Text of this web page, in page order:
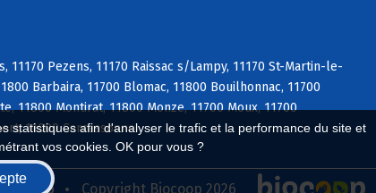
statistiques afin d'analyser le trafic et la performance du site et
vos cookies. OK pour vous ?
11170 Pezens, 11170 Raissac s/Lampy, 11170 St-Martin-le-
Barbaira, 11700 Blomac, 11800 Bouilhonnac, 11700
11800 Montirat, 11800 Monze, 11700 Moux, 11700
11000 Carcassonne
Copyright Biocoop 2026